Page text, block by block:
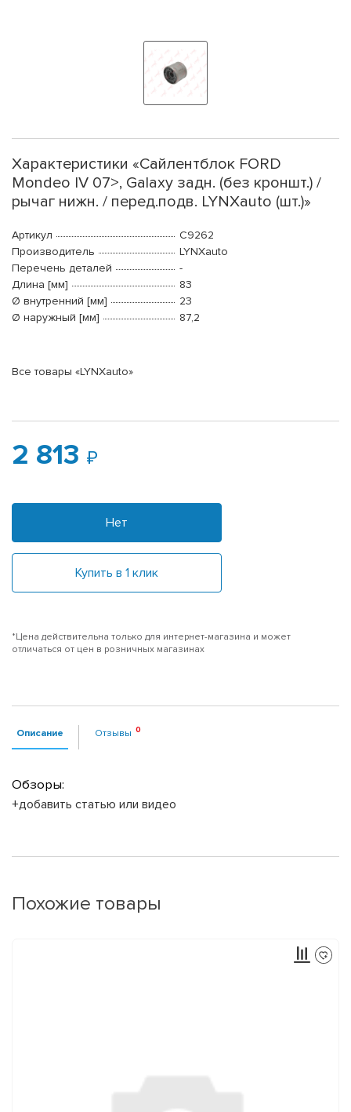
Характеристики «Сайлентблок FORD
Mondeo IV 07>, Galaxy задн. (без кроншт.) /
рычаг нижн. / перед.подв. LYNXauto (шт.)»
Артикул
C9262
Производитель
LYNXauto
Перечень деталей
-
Длина [мм]
83
Ø внутренний [мм]
23
Ø наружный [мм]
87,2
Все товары «LYNXauto»
2 813
Нет
Купить в 1 клик
*Цена действительна только для интернет-магазина и может
отличаться от цен в розничных магазинах
Описание Отзывы
Обзоры:
+добавить статью или видео
Похожие товары